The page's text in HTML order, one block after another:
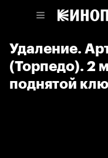
Удаление.
(Торпедо). 2
поднятой